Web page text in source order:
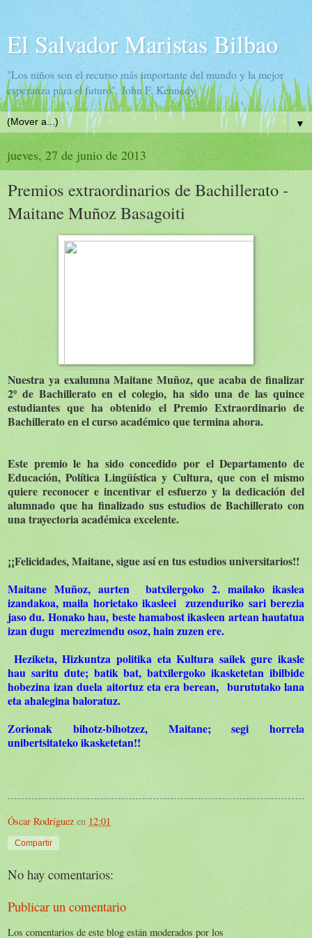
El Salvador Maristas Bilbao
"Los niños son el recurso más importante del mundo y la mejor
esperanza para el futuro". John F. Kennedy
▼
jueves, 27 de junio de 2013
Premios extraordinarios de Bachillerato -
Maitane Muñoz Basagoiti
Nuestra ya exalumna Maitane Muñoz, que acaba de finalizar
2º de Bachillerato en el colegio, ha sido una de las quince
estudiantes que ha obtenido el Premio Extraordinario de
Bachillerato en el curso académico que termina ahora.
Este premio le ha sido concedido por el Departamento de
Educación, Política Lingüística y Cultura, que con el mismo
quiere reconocer e incentivar el esfuerzo y la dedicación del
alumnado que ha finalizado sus estudios de Bachillerato con
una trayectoria académica excelente.
¡¡Felicidades, Maitane, sigue así en tus estudios universitarios!!
Maitane Muñoz, aurten batxilergoko 2. mailako ikaslea
izandakoa, maila horietako ikasleei zuzenduriko sari berezia
jaso du. Honako hau, beste hamabost ikasleen artean hautatua
izan dugu merezimendu osoz, hain zuzen ere.
Heziketa, Hizkuntza politika eta Kultura sailek gure ikasle
hau saritu dute; batik bat, batxilergoko ikasketetan ibilbide
hobezina izan duela aitortuz eta era berean, burututako lana
eta ahalegina baloratuz.
Zorionak bihotz-bihotzez, Maitane; segi horrela
unibertsitateko ikasketetan!!
Óscar Rodríguez en 12:01
Compartir
No hay comentarios:
Publicar un comentario
Los comentarios de este blog están moderados por los